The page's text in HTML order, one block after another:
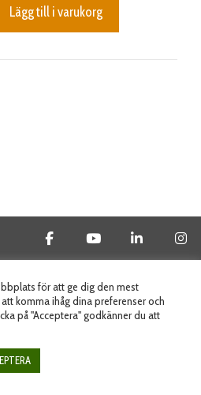
Lägg till i varukorg
- All Rights Reserved
för att ge dig den mest
komma ihåg dina preferenser och
på "Acceptera" godkänner du att